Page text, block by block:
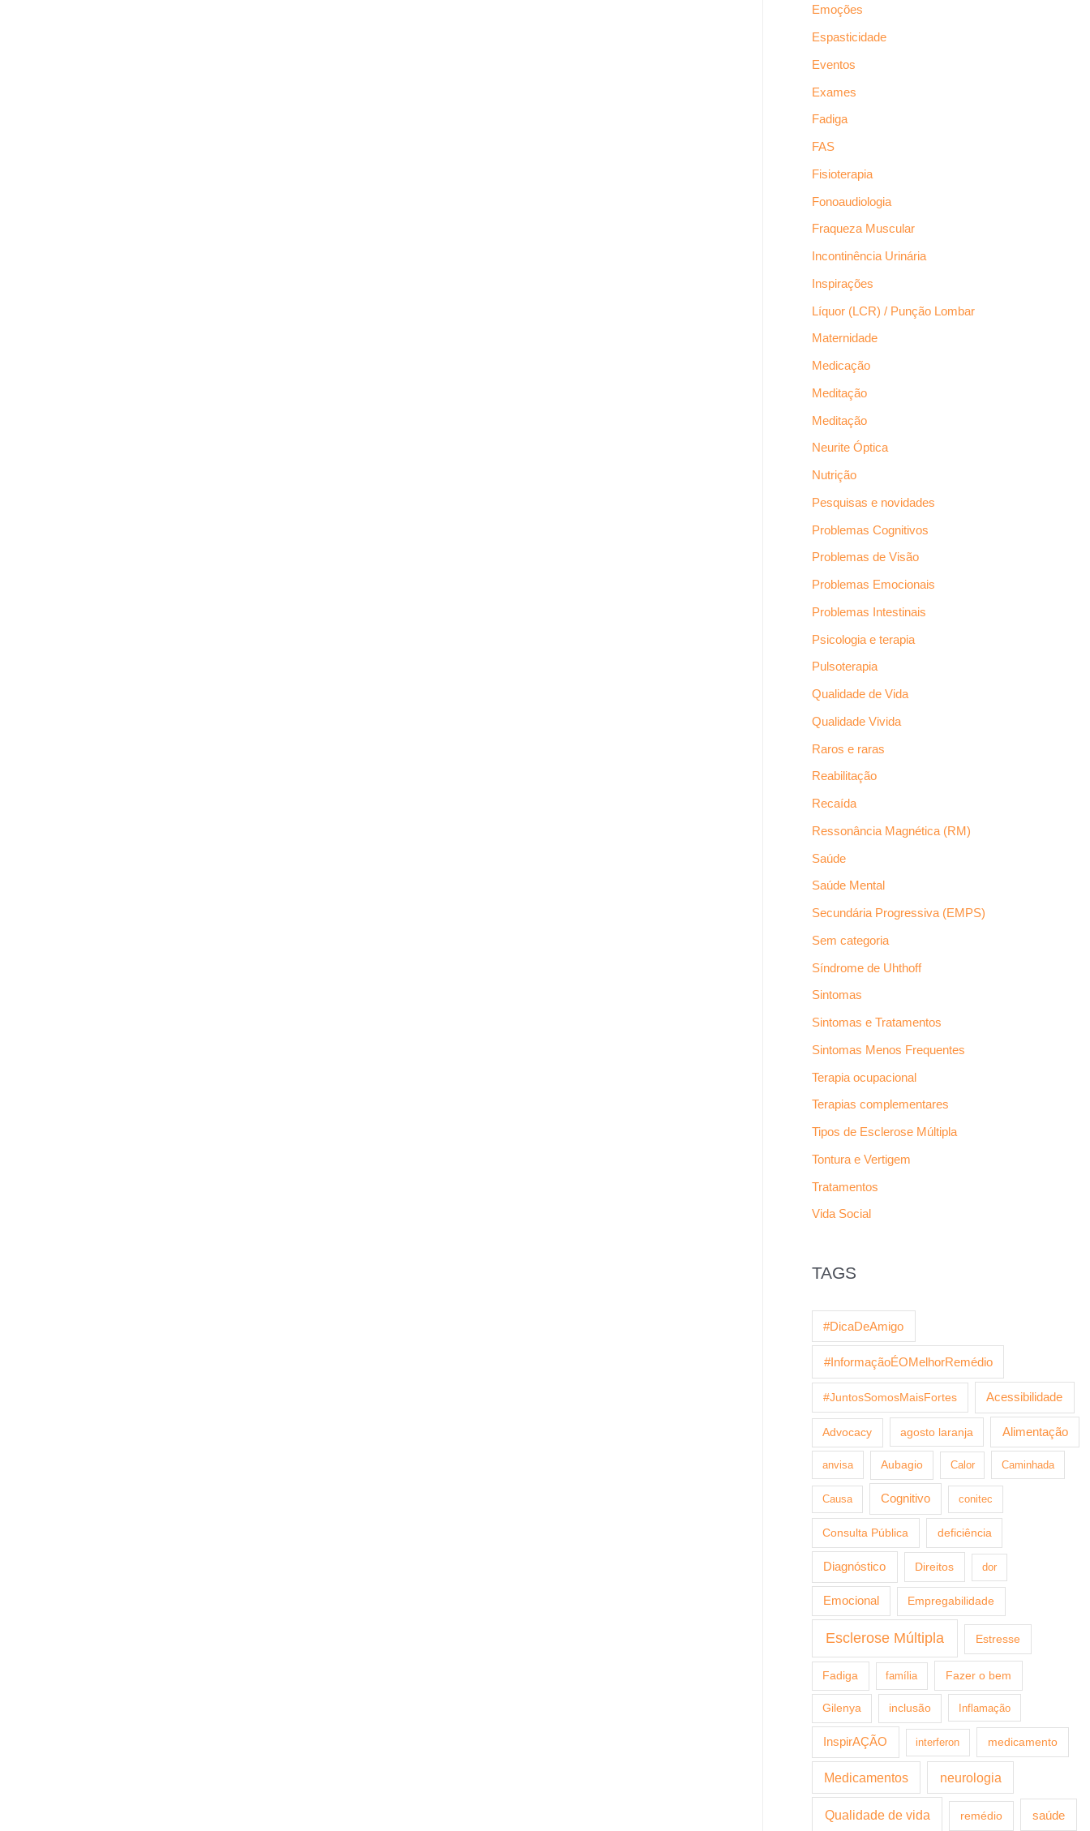
Emoções
Espasticidade
Eventos
Exames
Fadiga
FAS
Fisioterapia
Fonoaudiologia
Fraqueza Muscular
Incontinência Urinária
Inspirações
Líquor (LCR) / Punção Lombar
Maternidade
Medicação
Meditação
Meditação
Neurite Óptica
Nutrição
Pesquisas e novidades
Problemas Cognitivos
Problemas de Visão
Problemas Emocionais
Problemas Intestinais
Psicologia e terapia
Pulsoterapia
Qualidade de Vida
Qualidade Vivida
Raros e raras
Reabilitação
Recaída
Ressonância Magnética (RM)
Saúde
Saúde Mental
Secundária Progressiva (EMPS)
Sem categoria
Síndrome de Uhthoff
Sintomas
Sintomas e Tratamentos
Sintomas Menos Frequentes
Terapia ocupacional
Terapias complementares
Tipos de Esclerose Múltipla
Tontura e Vertigem
Tratamentos
Vida Social
TAGS
#DicaDeAmigo
#InformaçãoÉOMelhorRemédio
#JuntosSomosMaisFortes Acessibilidade
Advocacy agosto laranja Alimentação
anvisa Aubagio Calor Caminhada
Causa Cognitivo conitec
Consulta Pública deficiência
Diagnóstico Direitos dor
Emocional Empregabilidade
Esclerose Múltipla Estresse
Fadiga família Fazer o bem
Gilenya inclusão Inflamação
InspirAÇÃO interferon medicamento
Medicamentos neurologia
Qualidade de vida remédio saúde